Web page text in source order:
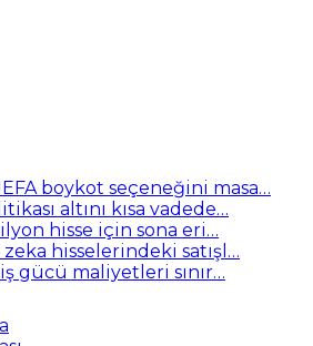
boykot seçeneğini masa…
altını kısa vadede…
hisse için sona eri…
hisselerindeki satışl…
gücü maliyetleri sınır…